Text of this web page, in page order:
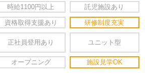
時給1100円以上 託児施設あり
資格取得支援あり 研修制度充実
正社員登用あり ユニット型
オープニング 施設見学OK